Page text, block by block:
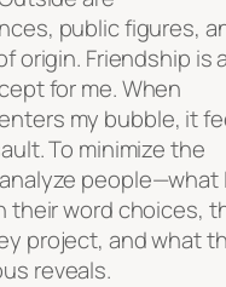
public figures,
origin. Friendship is a
for me. When
my bubble, it
To minimize the
people—what
their word choices,
project, and what
reveals.